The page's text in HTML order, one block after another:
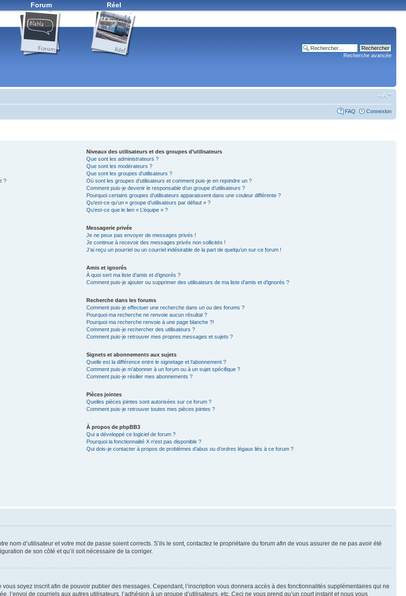
Forum Réel
Recherche avancée
FAQ Connexion
?
Niveaux des utilisateurs et des groupes d’utilisateurs
Que sont les administrateurs ?
Que sont les modérateurs ?
Que sont les groupes d’utilisateurs ?
Où sont les groupes d’utilisateurs et comment puis-je en rejoindre un ?
Comment puis-je devenir le responsable d’un groupe d’utilisateurs ?
Pourquoi certains groupes d’utilisateurs apparaissent dans une couleur différente ?
Qu’est-ce qu’un « groupe d’utilisateurs par défaut » ?
Qu’est-ce que le lien « L’équipe » ?
Messagerie privée
Je ne peux pas envoyer de messages privés !
Je continue à recevoir des messages privés non sollicités !
J’ai reçu un pourriel ou un courriel indésirable de la part de quelqu’un sur ce forum !
Amis et ignorés
À quoi sert ma liste d’amis et d’ignorés ?
Comment puis-je ajouter ou supprimer des utilisateurs de ma liste d’amis et d’ignorés ?
Recherche dans les forums
Comment puis-je effectuer une recherche dans un ou des forums ?
Pourquoi ma recherche ne renvoie aucun résultat ?
Pourquoi ma recherche renvoie à une page blanche ?!
Comment puis-je rechercher des utilisateurs ?
Comment puis-je retrouver mes propres messages et sujets ?
Signets et abonnements aux sujets
Quelle est la différence entre le signetage et l’abonnement ?
Comment puis-je m’abonner à un forum ou à un sujet spécifique ?
Comment puis-je résilier mes abonnements ?
Pièces jointes
Quelles pièces jointes sont autorisées sur ce forum ?
Comment puis-je retrouver toutes mes pièces jointes ?
À propos de phpBB3
Qui a développé ce logiciel de forum ?
Pourquoi la fonctionnalité X n’est pas disponible ?
Qui dois-je contacter à propos de problèmes d’abus ou d’ordres légaux liés à ce forum ?
nom d’utilisateur et votre mot de passe soient corrects. S’ils le sont, contactez le propriétaire du forum afin de vous assurer de ne pas avoir été
de son côté et qu’il soit nécessaire de la corriger.
soyez inscrit afin de pouvoir publier des messages. Cependant, l’inscription vous donnera accès à des fonctionnalités supplémentaires qui ne
de courriels aux autres utilisateurs, l’adhésion à un groupe d’utilisateurs, etc. Ceci ne vous prend qu’un court instant et nous vous